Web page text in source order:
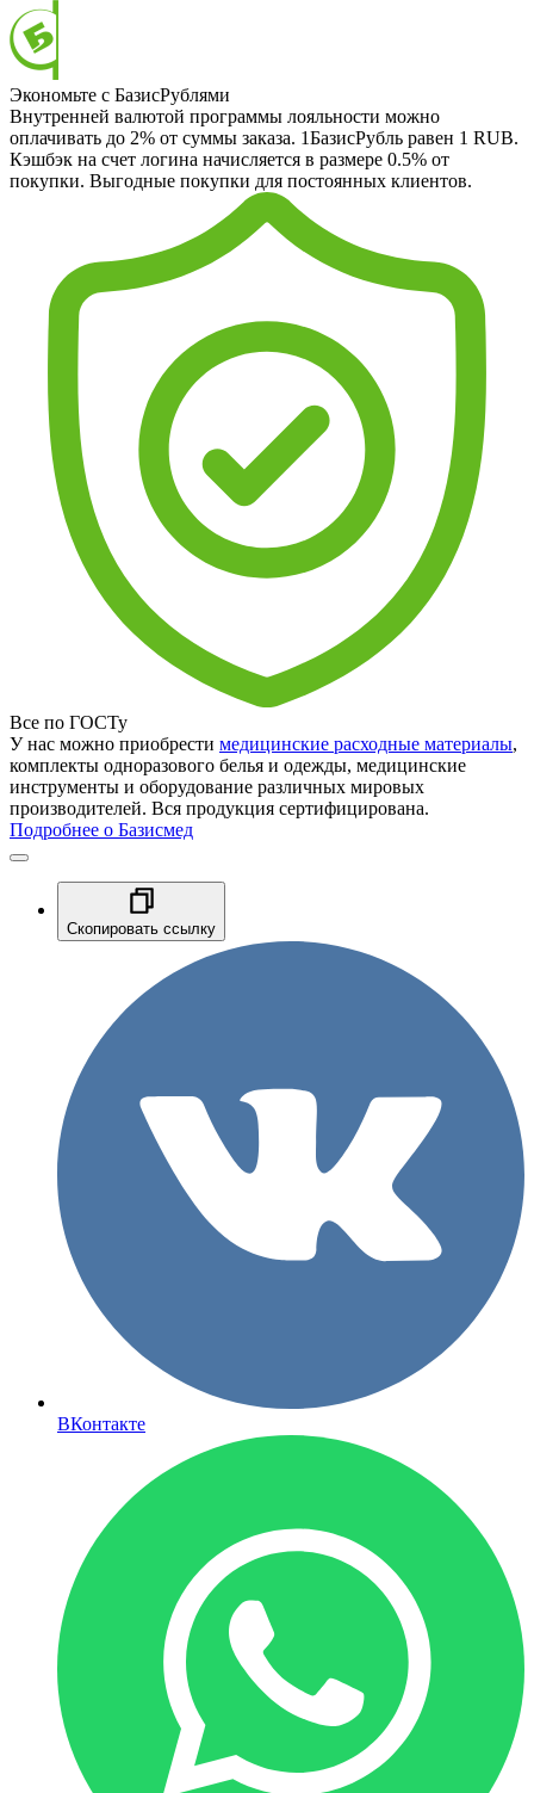
Экономьте с БазисРублями
Внутренней валютой программы лояльности можно
оплачивать до 2% от суммы заказа. 1БазисРубль равен 1 RUB.
Кэшбэк на счет логина начисляется в размере 0.5% от
покупки. Выгодные покупки для постоянных клиентов.
Все по ГОСТу
У нас можно приобрести медицинские расходные материалы,
комплекты одноразового белья и одежды, медицинские
инструменты и оборудование различных мировых
производителей. Вся продукция сертифицирована.
Подробнее о Базисмед
Скопировать ссылку
ВКонтакте